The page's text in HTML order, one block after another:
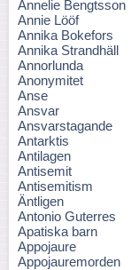
Annelie Bengtsson
Annie Lööf
Annika Bokefors
Annika Strandhäll
Annorlunda
Anonymitet
Anse
Ansvar
Ansvarstagande
Antarktis
Antilagen
Antisemit
Antisemitism
Äntligen
Antonio Guterres
Apatiska barn
Appojaure
Appojauremorden